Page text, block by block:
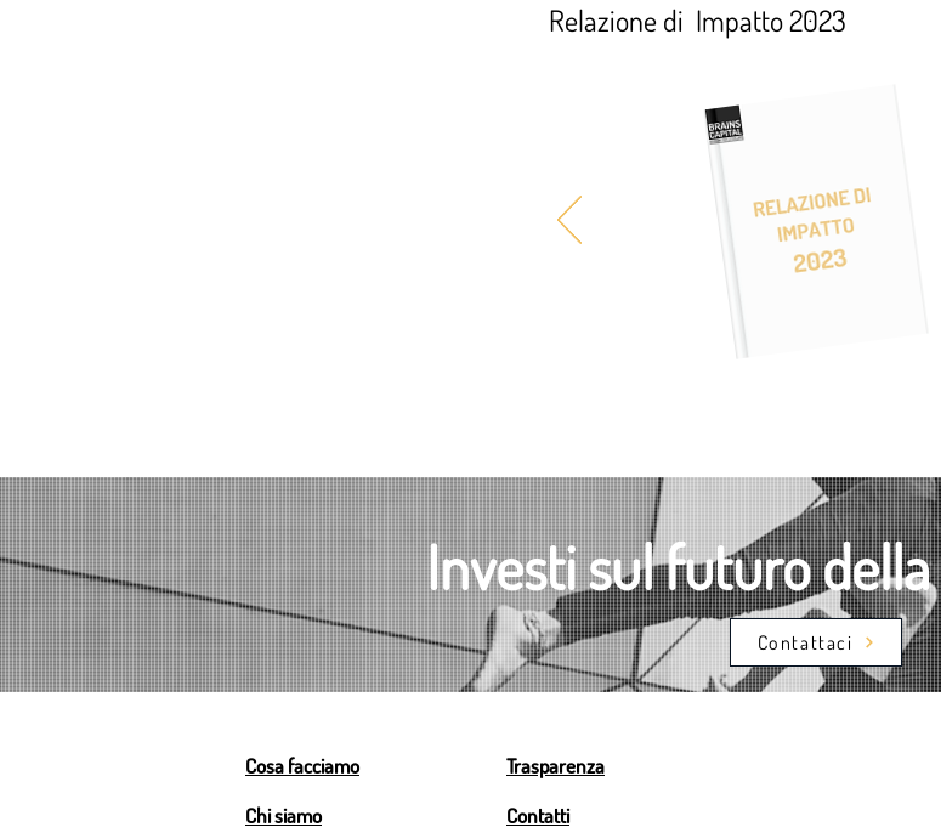
Relazione di Impatto 2023
Investi sul futuro
Contattaci
Cosa facciamo
Chi siamo
Trasparenza
Contatti